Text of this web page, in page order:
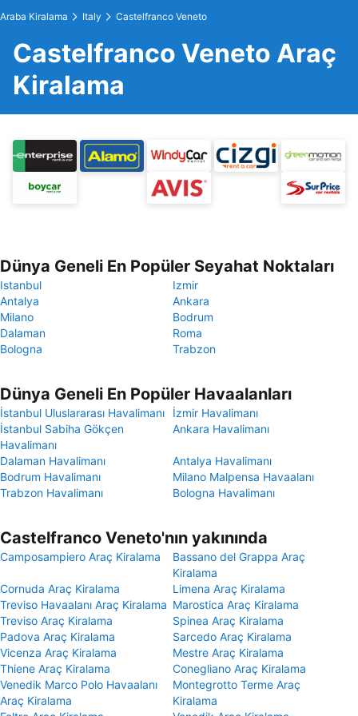
Araba Kiralama Italy Castelfranco Veneto
Castelfranco Veneto Araç
Kiralama
Dünya Geneli En Popüler Seyahat Noktaları
Istanbul
Izmir
Antalya
Ankara
Milano
Bodrum
Dalaman
Roma
Bologna
Trabzon
Dünya Geneli En Popüler Havaalanları
İstanbul Uluslararası Havalimanı
İzmir Havalimanı
İstanbul Sabiha Gökçen
Havalimanı
Ankara Havalimanı
Dalaman Havalimanı
Antalya Havalimanı
Bodrum Havalimanı
Milano Malpensa Havaalanı
Trabzon Havalimanı
Bologna Havalimanı
Castelfranco Veneto'nın yakınında
Camposampiero Araç Kiralama
Bassano del Grappa Araç
Kiralama
Cornuda Araç Kiralama
Limena Araç Kiralama
Treviso Havaalanı Araç Kiralama Marostica Araç Kiralama
Treviso Araç Kiralama
Spinea Araç Kiralama
Padova Araç Kiralama
Sarcedo Araç Kiralama
Vicenza Araç Kiralama
Mestre Araç Kiralama
Thiene Araç Kiralama
Conegliano Araç Kiralama
Venedik Marco Polo Havaalanı
Araç Kiralama
Montegrotto Terme Araç
Kiralama